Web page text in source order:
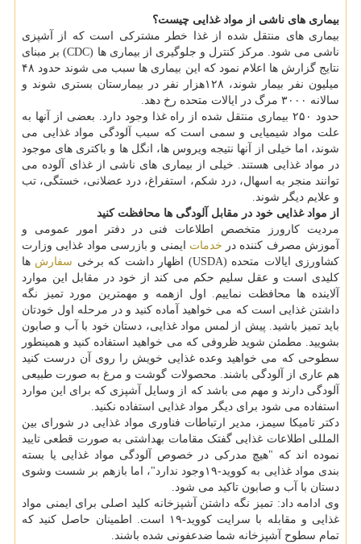
بیماری های ناشی از مواد غذایی چیست؟
بیماری های منتقل شده از غذا خطر مشترکی است که از آشپزی
ناشی می شود. مرکز کنترل و جلوگیری از بیماری ها (CDC) بر مبنای
نتایج گزارش ها اعلام نمود که این بیماری ها سبب می شوند حدود ۴۸
میلیون نفر بیمار شوند، ۱۲۸هزار نفر در بیمارستان بستری شوند و
سالانه ۳۰۰۰ مرگ در ایالات متحده رخ دهد.
حدود ۲۵۰ بیماری منتقل شده از راه غذا وجود دارد. بعضی از آنها به
علت مواد شیمیایی و سمی است که سبب آلودگی مواد غذایی می
شوند، اما خیلی از آنها نتیجه ویروس ها، انگل ها و باکتری های موجود
در مواد غذایی هستند. خیلی از بیماری های ناشی از غذای آلوده می
توانند منجر به اسهال، درد شکم، استفراغ، درد عضلانی، خستگی، تب
و علایم دیگر شوند.
از مواد غذایی خود در مقابل آلودگی ها محافظت کنید
مردیت کارورز متخصص اطلاعات فنی در دفتر امور عمومی و
آموزش مصرف کننده در خدمات ایمنی و بازرسی مواد غذایی وزارت
کشاورزی ایالات متحده (USDA) اظهار داشت که برخی
سفارش ها
کلیدی است و عقل سلیم حکم می کند از خود در مقابل این موارد
آلاینده ها محافظت نماییم. اول ازهمه و مهمترین مورد تمیز نگه
داشتن غذایی است که می خواهید آماده کنید و در مرحله اول خودتان
باید تمیز باشید. پیش از لمس مواد غذایی، دستان خود با آب و صابون
بشویید. مطمئن شوید ظروفی که می خواهید استفاده کنید و همینطور
سطوحی که می خواهید وعده غذایی خویش را روی آن درست کنید
هم عاری از آلودگی باشند. محصولات گوشت و مرغ به صورت طبیعی
آلودگی دارند و مهم می باشد که از وسایل آشپزی که برای این موارد
استفاده می شود برای دیگر مواد غذایی استفاده نکنید.
دکتر تامیکا سیمز، مدیر ارتباطات فناوری مواد غذایی در شورای بین
المللی اطلاعات غذایی گفتک مقامات بهداشتی به صورت قطعی تایید
نموده اند که "هیچ مدرکی در خصوص آلودگی مواد غذایی یا بسته
بندی مواد غذایی به کووید-۱۹وجود ندارد"، اما بازهم بر شست وشوی
دستان با آب و صابون تاکید می شود.
وی ادامه داد: تمیز نگه داشتن آشپزخانه کلید اصلی برای ایمنی مواد
غذایی و مقابله با سرایت کووید-۱۹ است. اطمینان حاصل کنید که
تمام سطوح آشپزخانه شما ضدعفونی شده باشند.